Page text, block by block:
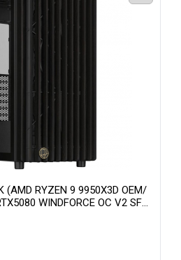
RYZEN 9 9950X3D OEM/
WINDFORCE OC V2 SFF
ГБ SSD)